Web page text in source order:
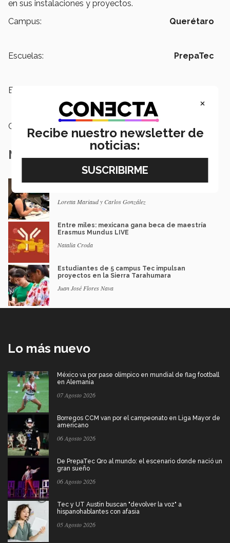
en sus instalaciones y proyectos.
Campus:
Querétaro
Escuelas: PrepaTec
Etiquetas:
Proyecto social, Servicio Social
Categoría: Educación
Notas Relacionadas
En la ONU: mexicana y EXATEC representó en
Loretta Mariaud y Carlos González
Entre miles: mexicana gana beca de maestría
Erasmus Mundus LIVE
Natalia Croda
Estudiantes de 5 campus Tec impulsan
proyectos en la Sierra Tarahumara
Juan José Flores Nava
Lo más nuevo
México va por pase olímpico en mundial de flag football
en Alemania
07 Agosto 2026
Borregos CCM van por el campeonato en Liga Mayor de
americano
06 Agosto 2026
De PrepaTec Qro al mundo: el escenario donde nació un
gran sueño
06 Agosto 2026
Tec y UT Austin buscan "devolver la voz" a
hispanohablantes con afasia
05 Agosto 2026
×
Recibe nuestro newsletter de
noticias: